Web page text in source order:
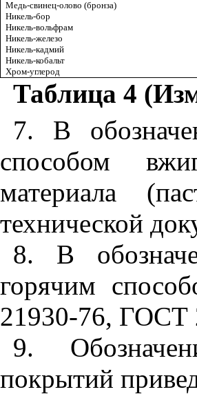
Медь-свинец-олово (бронза)
Никель-бор
Никель-вольфрам
Никель-железо
Никель-кадмий
Никель-кобальт
Хром-углерод
Таблица 4
7. В
способом
материала
технической
8. В
горячим
21930-76, ГОСТ
9.
покрытий